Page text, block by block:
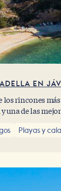
EN
los rincones
de las
Playas y